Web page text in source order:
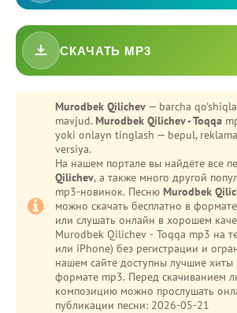
СКАЧАТЬ MP3
Murodbek Qilichev — barcha
mavjud. Murodbek Qilichev - Toqqa
yoki onlayn tinglash — bepul,
versiya.
На нашем портале вы найдёте все
Qilichev, а также много другой
mp3-новинок. Песню Murodbek
можно скачать бесплатно в
или слушать онлайн в хорошем качестве.
Murodbek Qilichev - Toqqa mp3 на
или iPhone) без регистрации и
нашем сайте доступны лучшие
формате mp3. Перед скачиванием
композицию можно прослушать
публикации песни: 2026-05-21